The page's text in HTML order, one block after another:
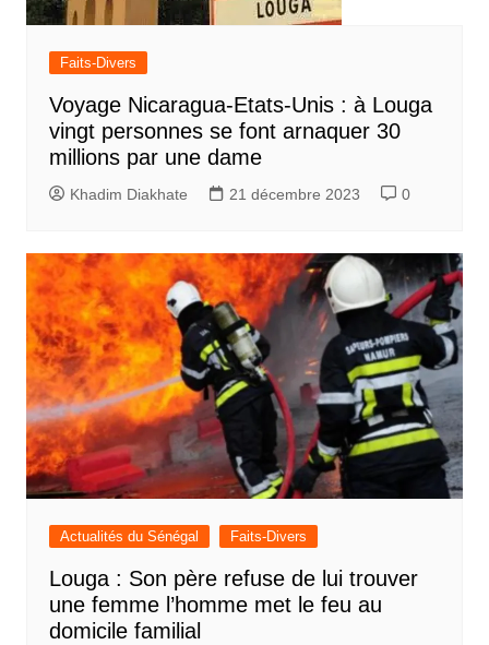
Faits-Divers
Voyage Nicaragua-Etats-Unis : à Louga
vingt personnes se font arnaquer 30
millions par une dame
Khadim Diakhate 21 décembre 2023 0
Actualités du Sénégal Faits-Divers
Louga : Son père refuse de lui trouver
une femme l’homme met le feu au
domicile familial